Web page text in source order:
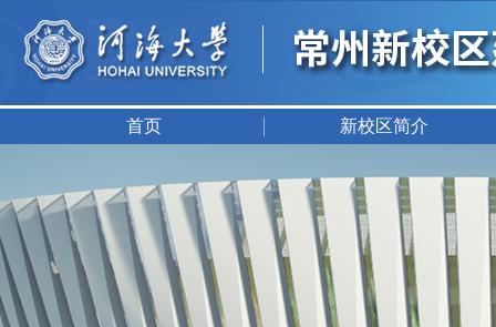
首页 新校区简介